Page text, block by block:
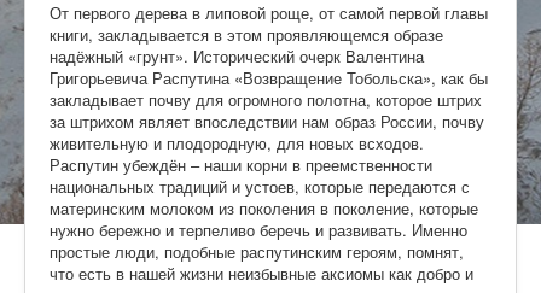
От первого дерева в липовой роще, от самой первой главы
книги, закладывается в этом проявляющемся образе
надёжный «грунт». Исторический очерк Валентина
Григорьевича Распутина «Возвращение Тобольска», как бы
закладывает почву для огромного полотна, которое штрих
за штрихом являет впоследствии нам образ России, почву
живительную и плодородную, для новых всходов.
Распутин убеждён – наши корни в преемственности
национальных традиций и устоев, которые передаются с
материнским молоком из поколения в поколение, которые
нужно бережно и терпеливо беречь и развивать. Именно
простые люди, подобные распутинским героям, помнят,
что есть в нашей жизни неизбывные аксиомы как добро и